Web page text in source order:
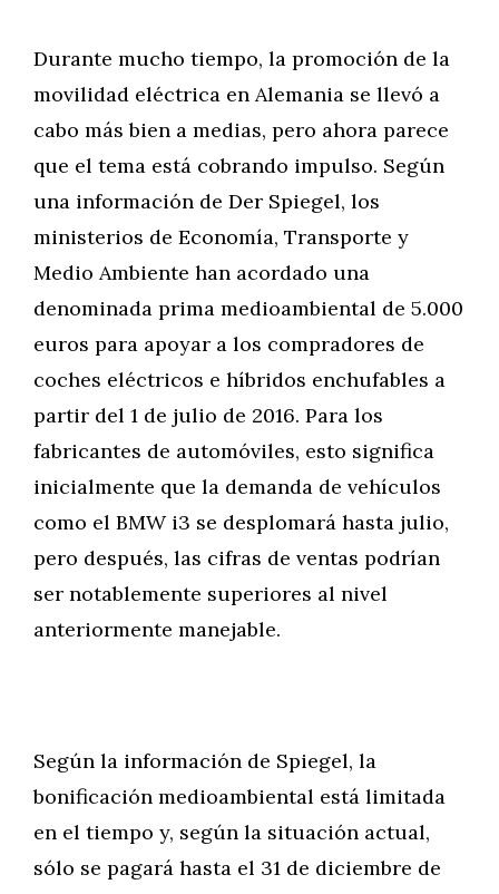
Durante mucho tiempo, la promoción de la
movilidad eléctrica en Alemania se llevó a
cabo más bien a medias, pero ahora parece
que el tema está cobrando impulso. Según
una información de Der Spiegel, los
ministerios de Economía, Transporte y
Medio Ambiente han acordado una
denominada prima medioambiental de 5.000
euros para apoyar a los compradores de
coches eléctricos e híbridos enchufables a
partir del 1 de julio de 2016. Para los
fabricantes de automóviles, esto significa
inicialmente que la demanda de vehículos
como el BMW i3 se desplomará hasta julio,
pero después, las cifras de ventas podrían
ser notablemente superiores al nivel
anteriormente manejable.
Según la información de Spiegel, la
bonificación medioambiental está limitada
en el tiempo y, según la situación actual,
sólo se pagará hasta el 31 de diciembre de